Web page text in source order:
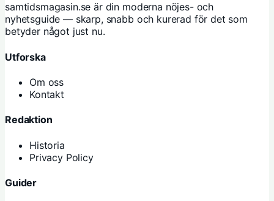
samtidsmagasin.se är din moderna nöjes- och
nyhetsguide — skarp, snabb och kurerad för det som
betyder något just nu.
Utforska
Om oss
Kontakt
Redaktion
Historia
Privacy Policy
Guider